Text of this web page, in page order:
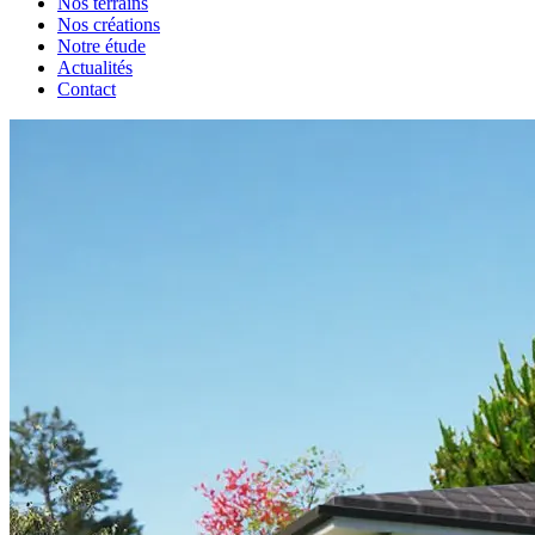
Nos créations
Notre étude
Actualités
Contact